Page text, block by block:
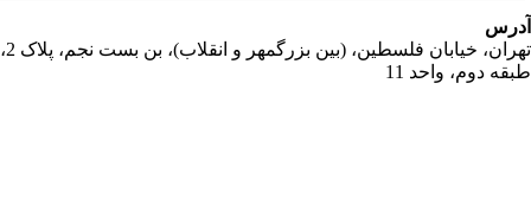
تهران، خیابان فلسطین، (بین بزرگمهر و انقلاب)، بن بست نجم، پلاک 2،
دوم، واحد 11